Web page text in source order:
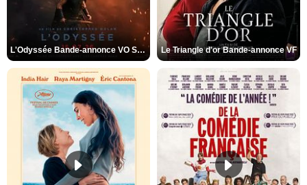
L'Odyssée Bande-annonce VO STFR Le Triangle d'or Bande-annonce VF